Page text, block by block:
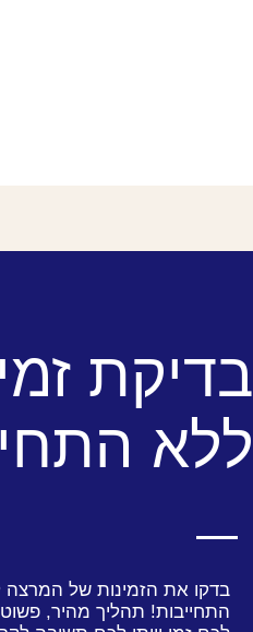
בדיקת
ללא
בדקו את הזמינות של המרצה
התחייבות! תהליך מהיר,